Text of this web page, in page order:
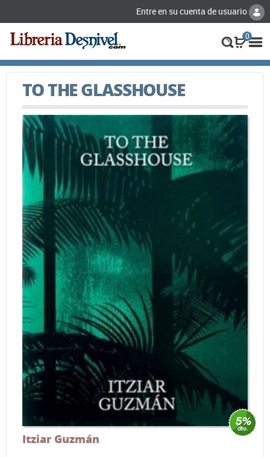
Entre en su cuenta de usuario
0
TO THE GLASSHOUSE
Itziar Guzmán